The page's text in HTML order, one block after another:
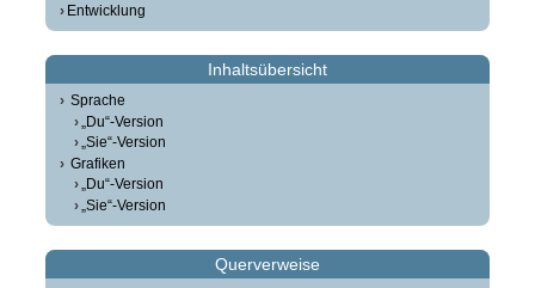
Entwicklung
Inhaltsübersicht
Sprache
„Du“-Version
„Sie“-Version
Grafiken
„Du“-Version
„Sie“-Version
Querverweise